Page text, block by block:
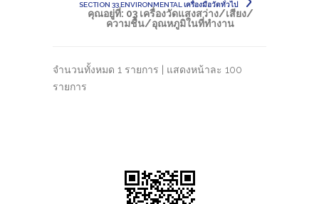
SECTION 33 ENVIRONMENTAL เครื่องมือวัดทั่วไป
คุณอยู่ที่: 03 เครื่องวัดแสงสว่าง/เสียง/
ความชื้น/อุณหภูมิในที่ทำงาน
จำนวนทั้งหมด 1 รายการ | แสดงหน้าละ 100
รายการ